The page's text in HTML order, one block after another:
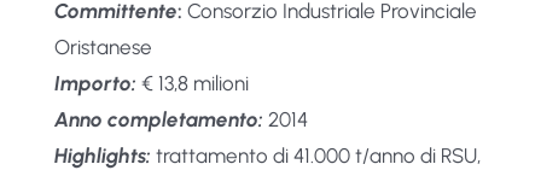
Committente: Consorzio Industriale Provinciale
Oristanese
Importo: € 13,8 milioni
Anno completamento: 2014
Highlights: trattamento di 41.000 t/anno di RSU,